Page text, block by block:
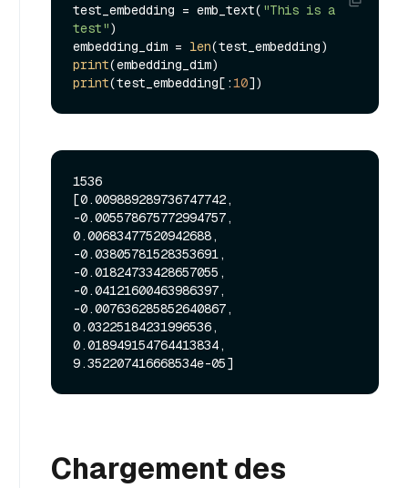
test_embedding = emb_text( "This is a
test")
embedding_dim = len
print
print(test_embedding[:10
1536
[0.009889289736747742,
-0.005578675772994757,
0.00683477520942688,
-0.03805781528353691,
-0.01824733428657055,
-0.04121600463986397,
-0.007636285852640867,
0.03225184231996536,
0.018949154764413834,
Chargement des